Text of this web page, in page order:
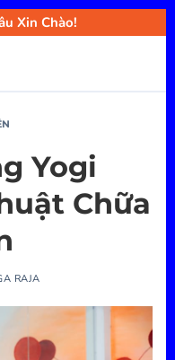
Xin Chào!
Yogi
Chữa
RAJA